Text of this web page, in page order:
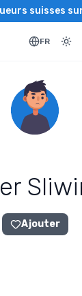
suisses
FR
Ajouter